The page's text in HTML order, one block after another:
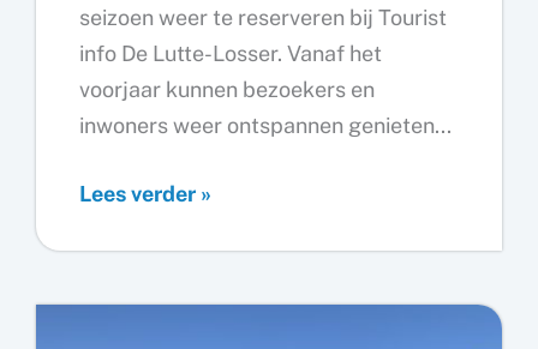
seizoen weer te reserveren bij Tourist
info De Lutte-Losser. Vanaf het
voorjaar kunnen bezoekers en
inwoners weer ontspannen genieten...
Elektrokar
de
Lees verder »